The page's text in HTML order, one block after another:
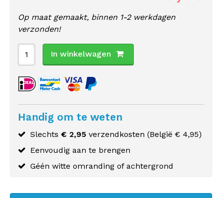
Op maat gemaakt, binnen 1-2 werkdagen
verzonden!
In winkelwagen
Handig om te weten
Slechts € 2,95 verzendkosten (België € 4,95)
Eenvoudig aan te brengen
Géén witte omranding of achtergrond